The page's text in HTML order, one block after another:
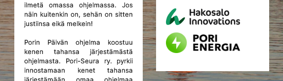
ilmetä omassa ohjelmassa. Jos
näin kuitenkin on, sehän on sitten
justiinsa eikä melkein!
Porin Päivän ohjelma koostuu
kenen tahansa järjestämästä
ohjelmasta. Pori-Seura ry. pyrkii
innostamaan kenet tahansa